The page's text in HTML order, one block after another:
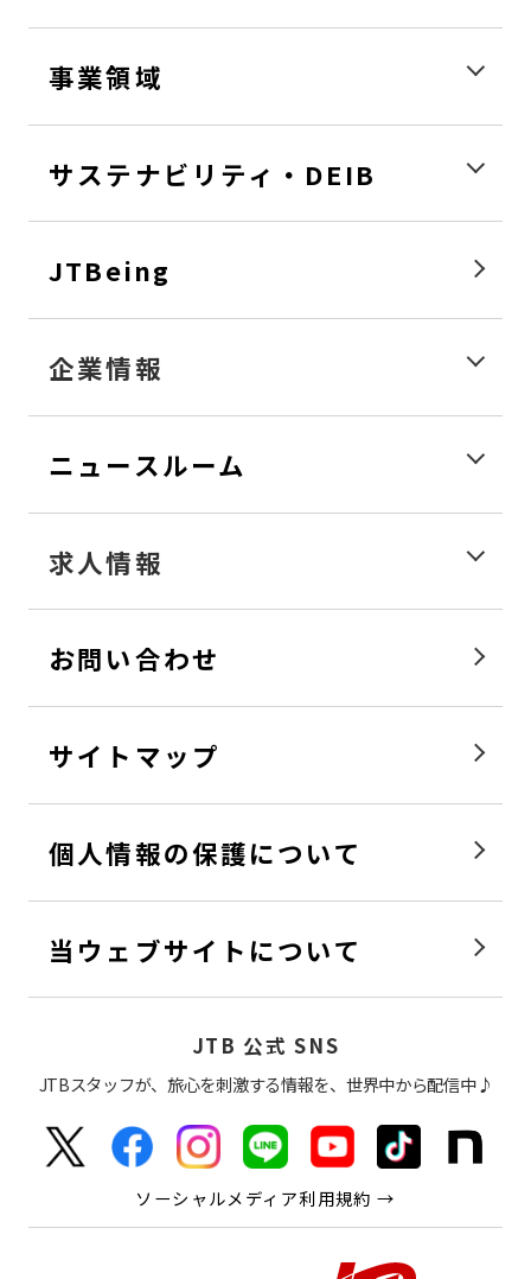
事業領域
サステナビリティ・DEIB
JTBeing
企業情報
ニュースルーム
求人情報
お問い合わせ
サイトマップ
個人情報の保護について
当ウェブサイトについて
JTB 公式 SNS
JTBスタッフが、旅心を刺激する情報を、世界中から配信中♪
ソーシャルメディア利用規約 →